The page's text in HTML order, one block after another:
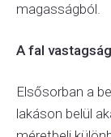
magasságból.
A fal
Elsősorban a
lakáson belül